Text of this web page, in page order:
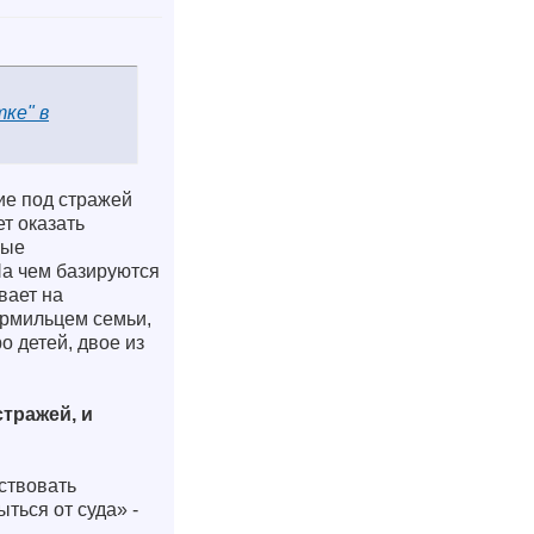
в
под стражей
оказать
чем базируются
на
семьи,
детей, двое из
и
от суда» -